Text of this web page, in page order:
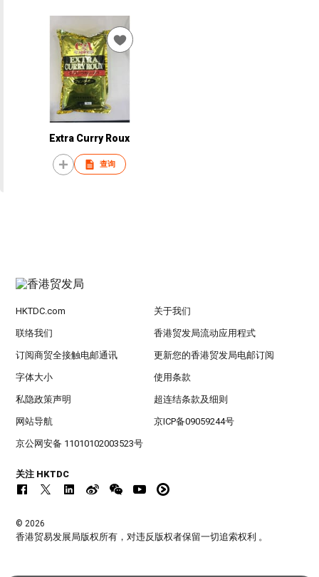
Extra Curry Roux
查询
HKTDC.com 关于我们
联络我们 香港贸发局流动应用程式
订阅商贸全接触电邮通讯 更新您的香港贸发局电邮订阅
字体大小 使用条款
私隐政策声明 超连结条款及细则
网站导航 京ICP备09059244号
京公网安备 11010102003523号
关注 HKTDC
© 2026
香港贸易发展局版权所有，对违反版权者保留一切追索权利 。